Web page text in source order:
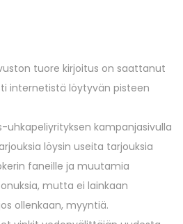
tuore kirjoitus on saattanut
internetistä löytyvän pisteen
uhkapeliyrityksen kampanjasivulla
löysin useita tarjouksia
faneille ja muutamia
mutta ei lainkaan
ollenkaan, myyntiä.